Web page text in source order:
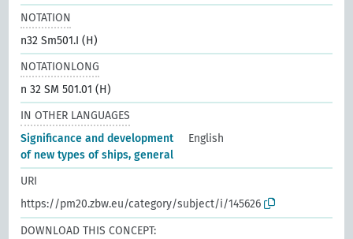
NOTATION
n32 Sm501.I (H)
NOTATIONLONG
n 32 SM 501.01 (H)
IN OTHER LANGUAGES
Significance and development
of new types of ships, general
English
URI
https://pm20.zbw.eu/category/subject/i/145626
DOWNLOAD THIS CONCEPT: